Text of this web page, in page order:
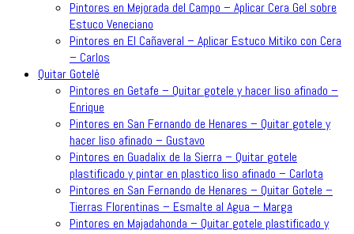
Pintores en Mejorada del Campo – Aplicar Cera Gel sobre
Estuco Veneciano
Pintores en El Cañaveral – Aplicar Estuco Mitiko con Cera
– Carlos
Quitar Gotelé
Pintores en Getafe – Quitar gotele y hacer liso afinado –
Enrique
Pintores en San Fernando de Henares – Quitar gotele y
hacer liso afinado – Gustavo
Pintores en Guadalix de la Sierra – Quitar gotele
plastificado y pintar en plastico liso afinado – Carlota
Pintores en San Fernando de Henares – Quitar Gotele –
Tierras Florentinas – Esmalte al Agua – Marga
Pintores en Majadahonda – Quitar gotele plastificado y